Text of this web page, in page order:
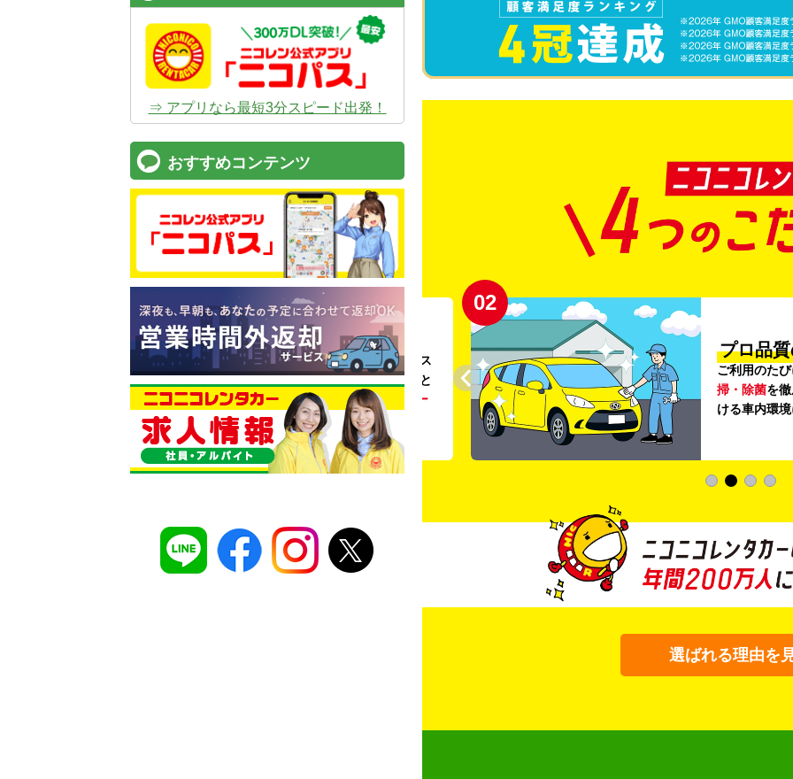
コスパ最強！ 12時間 2,525円〜
安さのヒミツは、ムダのない仕組み。ガソリンス
タンドや整備工場の既存インフラを活用すること
でコストを削減し、12時間2,525円～という
リー
ズナブルな価格を実現 しています。
02
プロ品
ご利用のた
掃・除菌を
ける車内環
選ばれる理由を
⇒ アプリなら最短3分スピード出発！
おすすめコンテンツ